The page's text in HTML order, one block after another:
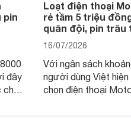
pin
đây
cho
Loạt điện thoại
rẻ tầm 5 triệu
quân đội, pin trâu
16/07/2026
Với ngân sách
người dùng Việt
chọn điện thoại